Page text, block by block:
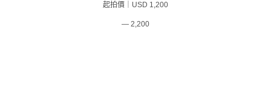
起拍價｜USD 1,200
— 2,200